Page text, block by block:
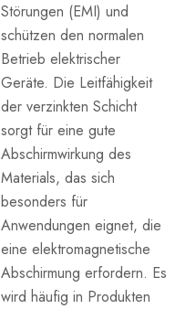
Störungen (EMI) und
schützen den normalen
Betrieb elektrischer
Geräte. Die Leitfähigkeit
der verzinkten Schicht
sorgt für eine gute
Abschirmwirkung des
Materials, das sich
besonders für
Anwendungen eignet, die
eine elektromagnetische
Abschirmung erfordern. Es
wird häufig in Produkten